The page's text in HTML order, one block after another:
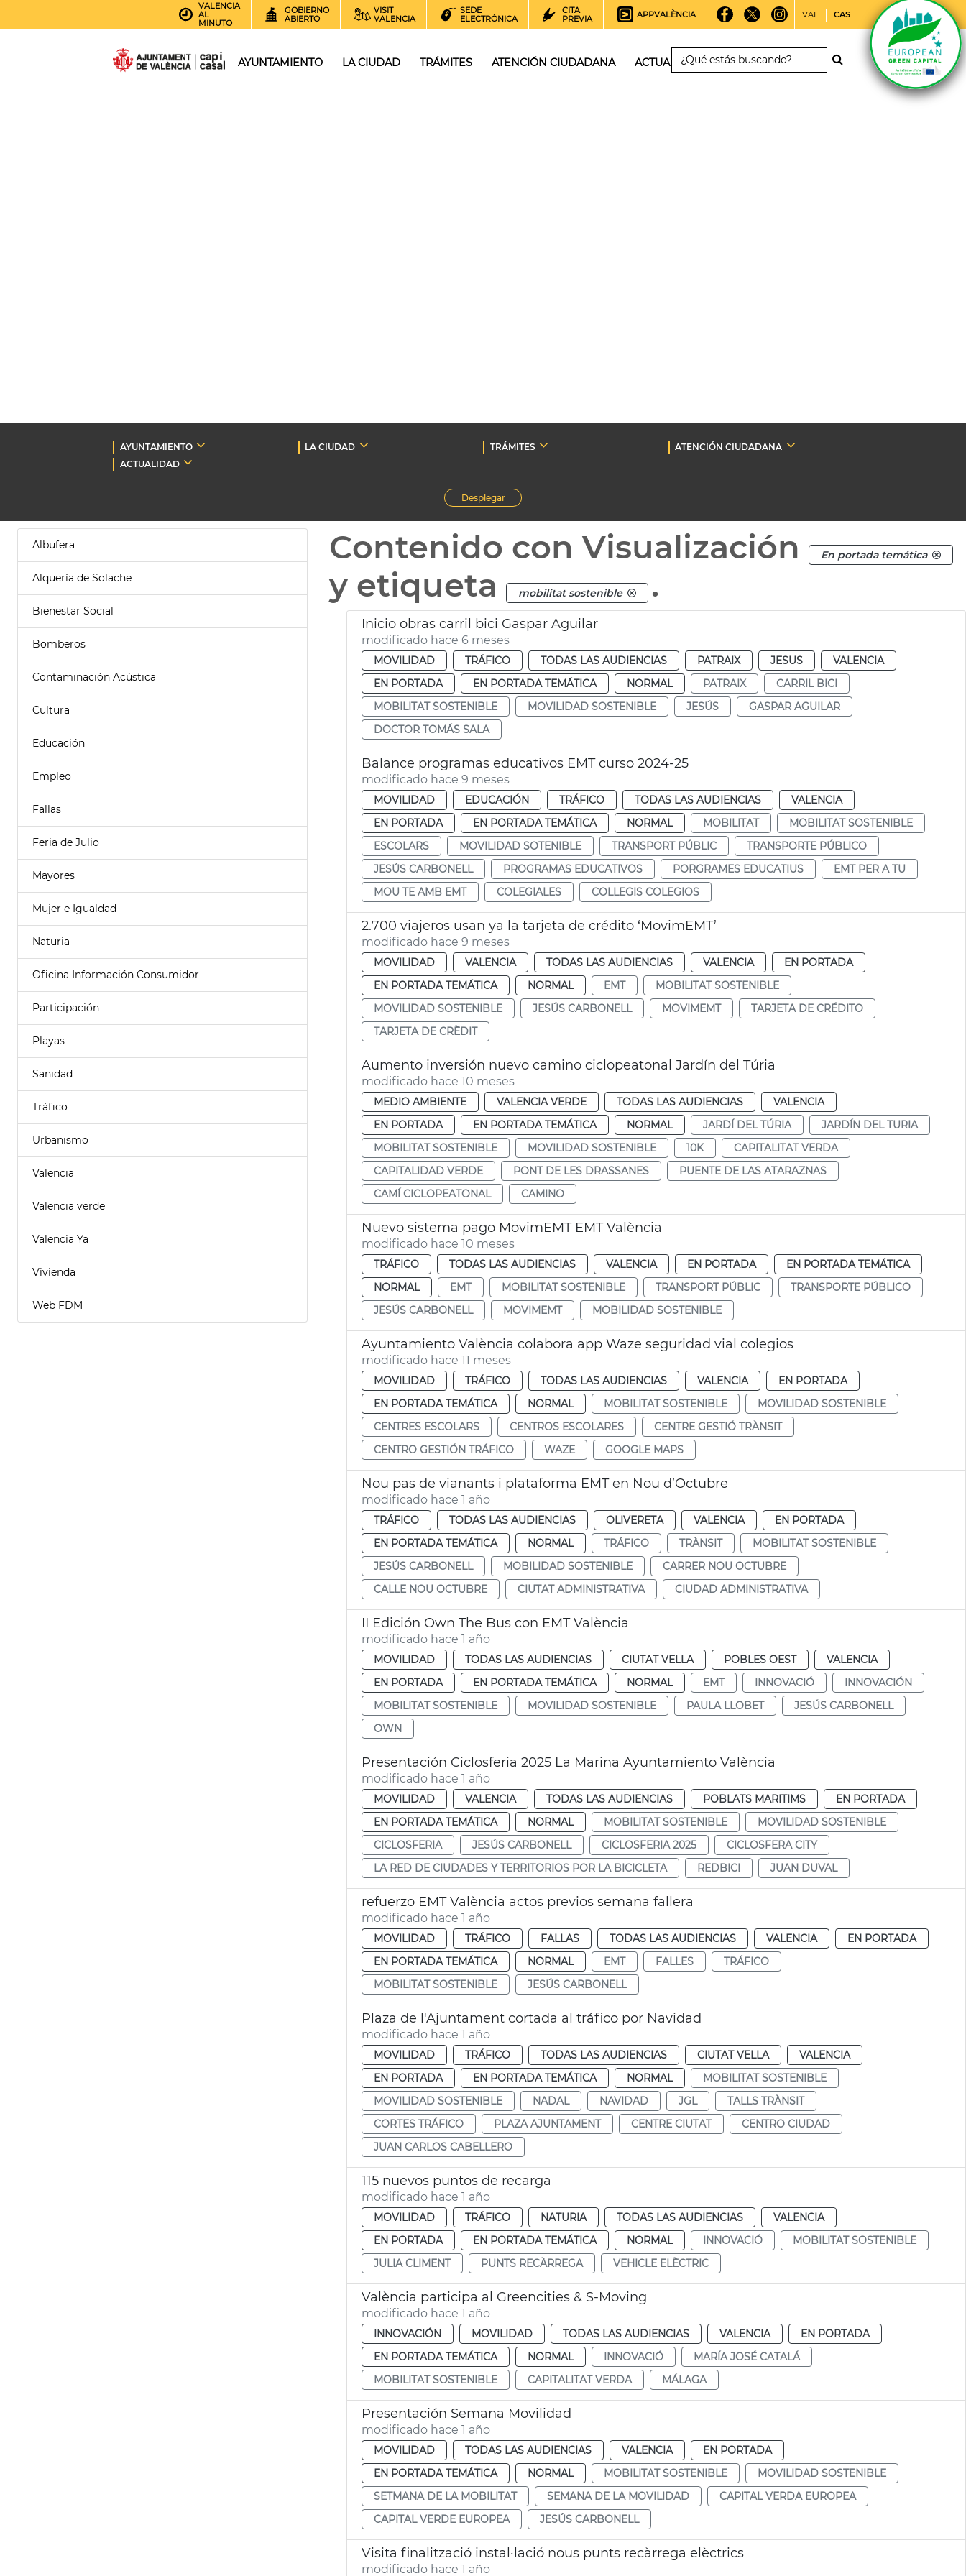
VALENCIA
AL
MINUTO
GOBIERNO
ABIERTO
VISIT
VALENCIA
SEDE
ELECTRÓNICA
CITA
PREVIA
APPVALÈNCIA VAL CAS
AYUNTAMIENTO LA CIUDAD TRÁMITES ATENCIÓN CIUDADANA ACTUALIDAD
AYUNTAMIENTO LA CIUDAD TRÁMITES
ATENCIÓN CIUDADANA
ACTUALIDAD
Desplegar
Albufera
Alquería de Solache
Bienestar Social
Bomberos
Contaminación Acústica
Cultura
Educación
Empleo
Fallas
Feria de Julio
Mayores
Mujer e Igualdad
Naturia
Oficina Información Consumidor
Participación
Playas
Sanidad
Tráfico
Urbanismo
Valencia
Valencia verde
Valencia Ya
Vivienda
Web FDM
Contenido con Visualización En portada temática
y etiqueta mobilitat sostenible .
Inicio obras carril bici Gaspar Aguilar
modificado hace 6 meses
MOVILIDAD TRÁFICO TODAS LAS AUDIENCIAS PATRAIX JESUS
VALENCIA
EN PORTADA
EN PORTADA TEMÁTICA NORMAL PATRAIX
CARRIL BICI
MOBILITAT SOSTENIBLE
MOVILIDAD SOSTENIBLE JESÚS
GASPAR AGUILAR
DOCTOR TOMÁS SALA
Balance programas educativos EMT curso 2024-25
modificado hace 9 meses
MOVILIDAD EDUCACIÓN TRÁFICO TODAS LAS AUDIENCIAS
VALENCIA
EN PORTADA
EN PORTADA TEMÁTICA NORMAL MOBILITAT
MOBILITAT SOSTENIBLE
ESCOLARS
MOVILIDAD SOTENIBLE TRANSPORT PÚBLIC
TRANSPORTE PÚBLICO
JESÚS CARBONELL
PROGRAMAS EDUCATIVOS PORGRAMES EDUCATIUS
EMT PER A TU
MOU TE AMB EMT
COLEGIALES COLLEGIS COLEGIOS
2.700 viajeros usan ya la tarjeta de crédito ‘MovimEMT’
modificado hace 9 meses
MOVILIDAD VALENCIA TODAS LAS AUDIENCIAS VALENCIA
EN PORTADA
EN PORTADA TEMÁTICA
NORMAL EMT
MOBILITAT SOSTENIBLE
MOVILIDAD SOSTENIBLE
JESÚS CARBONELL MOVIMEMT
TARJETA DE CRÉDITO
TARJETA DE CRÈDIT
Aumento inversión nuevo camino ciclopeatonal Jardín del Túria
modificado hace 10 meses
MEDIO AMBIENTE VALENCIA VERDE TODAS LAS AUDIENCIAS
VALENCIA
EN PORTADA
EN PORTADA TEMÁTICA NORMAL JARDÍ DEL TÚRIA
JARDÍN DEL TURIA
MOBILITAT SOSTENIBLE
MOVILIDAD SOSTENIBLE 10K
CAPITALITAT VERDA
CAPITALIDAD VERDE
PONT DE LES DRASSANES
PUENTE DE LAS ATARAZNAS
CAMÍ CICLOPEATONAL
CAMINO
Nuevo sistema pago MovimEMT EMT València
modificado hace 10 meses
TRÁFICO TODAS LAS AUDIENCIAS VALENCIA EN PORTADA
EN PORTADA TEMÁTICA
NORMAL
EMT MOBILITAT SOSTENIBLE TRANSPORT PÚBLIC
TRANSPORTE PÚBLICO
JESÚS CARBONELL
MOVIMEMT MOBILIDAD SOSTENIBLE
Ayuntamiento València colabora app Waze seguridad vial colegios
modificado hace 11 meses
MOVILIDAD TRÁFICO TODAS LAS AUDIENCIAS VALENCIA
EN PORTADA
EN PORTADA TEMÁTICA
NORMAL MOBILITAT SOSTENIBLE
MOVILIDAD SOSTENIBLE
CENTRES ESCOLARS
CENTROS ESCOLARES
CENTRE GESTIÓ TRÀNSIT
CENTRO GESTIÓN TRÁFICO
WAZE GOOGLE MAPS
Nou pas de vianants i plataforma EMT en Nou d’Octubre
modificado hace 1 año
TRÁFICO TODAS LAS AUDIENCIAS OLIVERETA VALENCIA
EN PORTADA
EN PORTADA TEMÁTICA
NORMAL TRÁFICO TRÀNSIT
MOBILITAT SOSTENIBLE
JESÚS CARBONELL
MOBILIDAD SOSTENIBLE
CARRER NOU OCTUBRE
CALLE NOU OCTUBRE
CIUTAT ADMINISTRATIVA CIUDAD ADMINISTRATIVA
II Edición Own The Bus con EMT València
modificado hace 1 año
MOVILIDAD TODAS LAS AUDIENCIAS CIUTAT VELLA POBLES OEST
VALENCIA
EN PORTADA
EN PORTADA TEMÁTICA NORMAL EMT INNOVACIÓ
INNOVACIÓN
MOBILITAT SOSTENIBLE
MOVILIDAD SOSTENIBLE PAULA LLOBET
JESÚS CARBONELL
OWN
Presentación Ciclosferia 2025 La Marina Ayuntamiento València
modificado hace 1 año
MOVILIDAD VALENCIA TODAS LAS AUDIENCIAS POBLATS MARITIMS
EN PORTADA
EN PORTADA TEMÁTICA
NORMAL MOBILITAT SOSTENIBLE
MOVILIDAD SOSTENIBLE
CICLOSFERIA
JESÚS CARBONELL CICLOSFERIA 2025
CICLOSFERA CITY
LA RED DE CIUDADES Y TERRITORIOS POR LA BICICLETA
REDBICI JUAN DUVAL
refuerzo EMT València actos previos semana fallera
modificado hace 1 año
MOVILIDAD TRÁFICO FALLAS TODAS LAS AUDIENCIAS VALENCIA
EN PORTADA
EN PORTADA TEMÁTICA
NORMAL EMT FALLES
TRÁFICO
MOBILITAT SOSTENIBLE
JESÚS CARBONELL
Plaza de l'Ajuntament cortada al tráfico por Navidad
modificado hace 1 año
MOVILIDAD TRÁFICO TODAS LAS AUDIENCIAS CIUTAT VELLA
VALENCIA
EN PORTADA
EN PORTADA TEMÁTICA NORMAL
MOBILITAT SOSTENIBLE
MOVILIDAD SOSTENIBLE
NADAL NAVIDAD JGL
TALLS TRÀNSIT
CORTES TRÁFICO
PLAZA AJUNTAMENT CENTRE CIUTAT
CENTRO CIUDAD
JUAN CARLOS CABELLERO
115 nuevos puntos de recarga
modificado hace 1 año
MOVILIDAD TRÁFICO NATURIA TODAS LAS AUDIENCIAS
VALENCIA
EN PORTADA
EN PORTADA TEMÁTICA NORMAL INNOVACIÓ
MOBILITAT SOSTENIBLE
JULIA CLIMENT
PUNTS RECÀRREGA VEHICLE ELÈCTRIC
València participa al Greencities & S-Moving
modificado hace 1 año
INNOVACIÓN MOVILIDAD TODAS LAS AUDIENCIAS VALENCIA
EN PORTADA
EN PORTADA TEMÁTICA
NORMAL INNOVACIÓ
MARÍA JOSÉ CATALÁ
MOBILITAT SOSTENIBLE
CAPITALITAT VERDA MÁLAGA
Presentación Semana Movilidad
modificado hace 1 año
MOVILIDAD TODAS LAS AUDIENCIAS VALENCIA
EN PORTADA
EN PORTADA TEMÁTICA
NORMAL MOBILITAT SOSTENIBLE
MOVILIDAD SOSTENIBLE
SETMANA DE LA MOBILITAT
SEMANA DE LA MOVILIDAD
CAPITAL VERDA EUROPEA
CAPITAL VERDE EUROPEA
JESÚS CARBONELL
Visita finalització instal·lació nous punts recàrrega elèctrics
modificado hace 1 año